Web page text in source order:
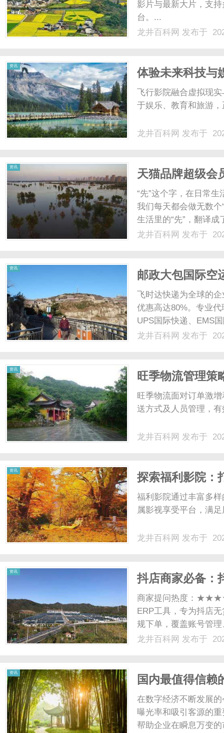
影片与最新大片，支
台。...
龙井百科网 发布于
资讯
体验未来科技与
飞行影院融合虚拟现
于娱乐、教育和旅游
龙井百科网 发布于
资讯
天猫品牌超级会
“先”这个字，在日常
我们每天都会做无数
生活里的“先”，翻译
促销口号，它更像在
龙井百科网 发布于
资讯
邮政大包国际空
大包不计尺寸按
飞时达快递为全球的
优惠高达80%。专业
UPS国际快递、EMS
业务。国家SAL续重限
龙井百科网 发布于
资讯
旺季物流管理策
旺季物流面对订单激
送方式及人员管理，
龙井百科网 发布于
资讯
探索福利影院：
福利影院通过丰富多
属影视享受平台，满
龙井百科网 发布于
资讯
抖店商家必备：
及实操流程
商家提问热度：
ERP工具，专为抖店
规下单，覆盖账号管
后、多维度数据统计
龙井百科网 发布于
资讯
国内最值得信赖
在数字经济不断发展
曝光率和吸引客源的
帮助企业在瞬息万变